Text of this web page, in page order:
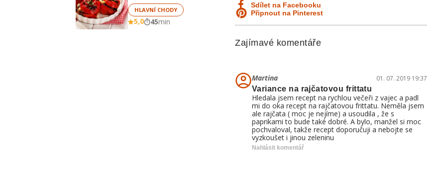
HLAVNÍ CHODY
5,0 45min
Sdílet na Facebooku
Připnout na Pinterest
Zajímavé komentáře
Martina
01. 07. 2019 19:37
Variance na rajčatovou frittatu
Hledala jsem recept na rychlou večeři z vajec a padl
mi do oka recept na rajčatovou frittatu. Neměla jsem
ale rajčata ( moc je nejíme) a usoudila , že s
paprikami to bude také dobré. A bylo, manžel si moc
pochvaloval, takže recept doporučuji a nebojte se
vyzkoušet i jinou zeleninu
Nahlásit komentář